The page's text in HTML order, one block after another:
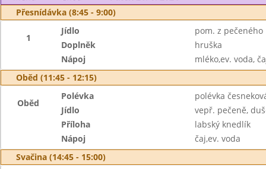
Přesnídávka (8:45 - 9:00)
1
Jídlo
pom. z
Doplněk
hruška
Nápoj
mléko,ev. voda,
Oběd (11:45 - 12:15)
Oběd
Polévka
polévka
Jídlo
vepř. pečeně,
Příloha
labský knedlík
Nápoj
čaj,ev. voda
Svačina (14:45 - 15:00)